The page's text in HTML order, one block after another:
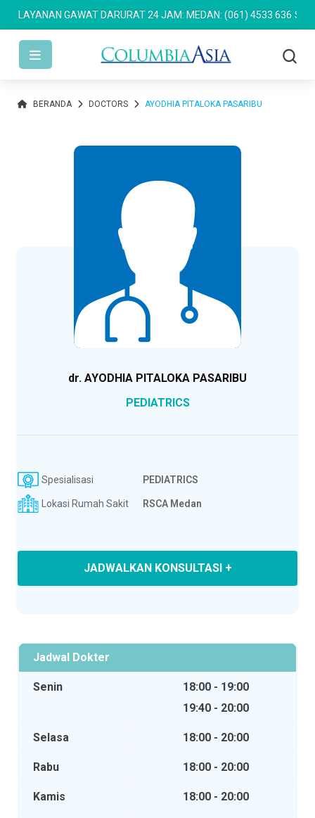
LAYANAN GAWAT DARURAT 24 JAM: MEDAN: (061) 4533 636
BERANDA DOCTORS AYODHIA PITALOKA PASARIBU
dr. AYODHIA PITALOKA PASARIBU
PEDIATRICS
Spesialisasi PEDIATRICS
Lokasi Rumah Sakit RSCA Medan
JADWALKAN KONSULTASI +
Jadwal Dokter
Senin
18:00 - 19:00
19:40 - 20:00
Selasa 18:00 - 20:00
Rabu 18:00 - 20:00
Kamis 18:00 - 20:00